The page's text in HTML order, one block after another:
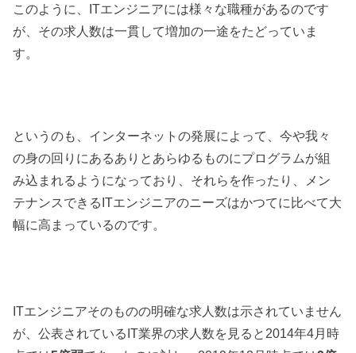
このように、ITエンジニアには様々な職種があるのです
が、その求人数は一貫して増加の一途をたどっていま
す。
というのも、インターネットの発展によって、今や我々
の身の回りにあるありとあらゆるものにプログラムが組
み込まれるようになっており、それらを作ったり、メン
テナンスできるITエンジニアのニーズはかつてに比べて大
幅に高まっているのです。
ITエンジニアそのものの明確な求人数は示されていません
が、公表されているIT業界の求人数を見ると2014年4月時